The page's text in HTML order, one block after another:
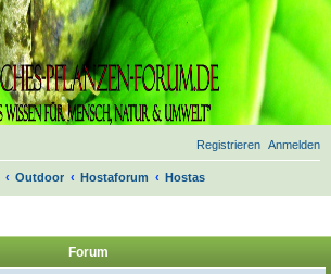
Anmelden
Registrieren
Outdoor Hostaforum Hostas
Forum